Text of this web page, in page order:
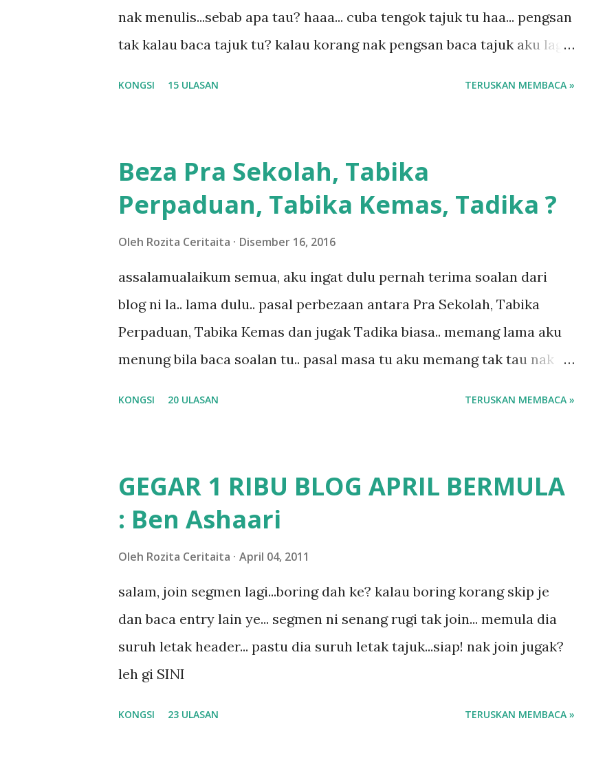
nak menulis...sebab apa tau? haaa... cuba tengok tajuk tu haa... pengsan
tak kalau baca tajuk tu? kalau korang nak pengsan baca tajuk aku lagi
shah singgah Giant beli barang sikit...dalam perjalanan dari dalam
kereta tu biasalah kan kami memang akan pimpin anak-anak jalan
sampai masuk dalam... dan kebiasanya bagi anak 4 macam kami ni
KONGSI 15 ULASAN TERUSKAN MEMBACA »
Beza Pra Sekolah, Tabika
Perpaduan, Tabika Kemas, Tadika ?
Oleh Rozita Ceritaita Disember 16, 2016
assalamualaikum semua, aku ingat dulu pernah terima soalan dari
blog ni la.. lama dulu.. pasal perbezaan antara Pra Sekolah, Tabika
Perpaduan, Tabika Kemas dan jugak Tadika biasa.. memang lama aku
menung bila baca soalan tu.. pasal masa tu aku memang tak tau nak
sapa pun masa tu.. bila fikir-fikirkan balik terasa jugak masa alahai
teruknya kami sebagai ibubapa.. dan kami terasa jugak semakin teruk
bila abg long dah masuk 2 tahun kat salah satu tadika swasta ni.. tapi
KONGSI 20 ULASAN TERUSKAN MEMBACA »
GEGAR 1 RIBU BLOG APRIL BERMULA
: Ben Ashaari
Oleh Rozita Ceritaita April 04, 2011
salam, join segmen lagi...boring dah ke? kalau boring korang skip je
dan baca entry lain ye... segmen ni senang rugi tak join... memula dia
suruh letak header... pastu dia suruh letak tajuk...siap! nak join jugak?
leh gi SINI
KONGSI 23 ULASAN TERUSKAN MEMBACA »